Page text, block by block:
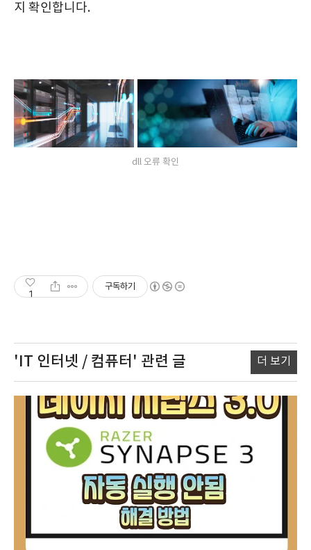
지 확인합니다.
dll 오류 확인
1
구독하기
'IT 인터넷 / 컴퓨터' 관련 글 더 보기